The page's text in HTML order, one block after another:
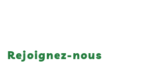
Rejoignez-nous